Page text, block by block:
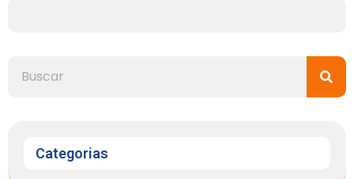
Categorias